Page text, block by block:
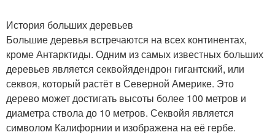
История больших деревьев
Большие деревья встречаются на всех континентах,
кроме Антарктиды. Одним из самых известных больших
деревьев является секвойядендрон гигантский, или
секвоя, который растёт в Северной Америке. Это
дерево может достигать высоты более 100 метров и
диаметра ствола до 10 метров. Секвойя является
символом Калифорнии и изображена на её гербе.